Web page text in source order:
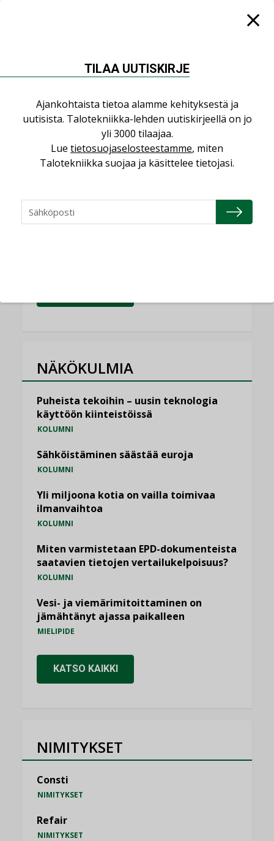
yhdistävät useita teknisiä osaamisalueita
saman katon alle”
Sähköistyminen kasvaa voimakkaasti:
”Tulevat kilpailuedut syntyvät, kun
erilliset teknologiat tuodaan yhteen”
AJANKOHTAISTA, TILAAJILLE
LEHDEN ARTIKKELIT
Kaivamattomat menetelmät
NÄKÖKULMIA
Puheista tekoihin – uusin teknologia
käyttöön kiinteistöissä
KOLUMNI
Sähköistäminen säästää euroja
KOLUMNI
Yli miljoona kotia on vailla toimivaa
ilmanvaihtoa
KOLUMNI
Miten varmistetaan EPD-dokumenteista
saatavien tietojen vertailukelpoisuus?
KOLUMNI
Vesi- ja viemärimitoittaminen on
jämähtänyt ajassa paikalleen
MIELIPIDE
KATSO KAIKKI
NIMITYKSET
Consti
NIMITYKSET
Refair
NIMITYKSET
TILAA UUTISKIRJE
Ajankohtaista tietoa alamme kehityksestä ja
uutisista. Talotekniikka-lehden uutiskirjeellä on jo
yli 3000 tilaajaa.
Lue tietosuojaselosteestamme, miten
Talotekniikka suojaa ja käsittelee tietojasi.